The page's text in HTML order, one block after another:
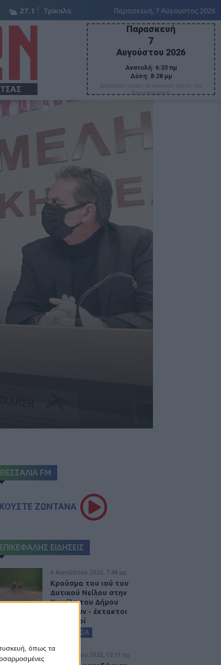
όπως τα
27.1 C Τρίκαλα Παρασκευή, 7 Αύγουστος 2026
Παρασκευή
7
Αυγούστου 2026
Ανατολή: 6:33 πμ
Δύση: 8:28 μμ
Δομετίου οσίου, Νικάνορος οσίου του
θαυματουργού
ΘΕΣΣΑΛΙΑ FM
ΖΩΝΤΑΝΑ
ΕΠΙΚΕΦΑΛΗΣ ΕΙΔΗΣΕΙΣ
6 Αυγούστου 2026, 7:48 μμ
Κρούσμα του ιού του
Δυτικού Νείλου στην
Κυψέλη του Δήμου
Σοφάδων - έκτακτοι
ψεκασμοί
ΚΑΡΔΙΤΣΑ
6 Αυγούστου 2026, 10:11 πμ